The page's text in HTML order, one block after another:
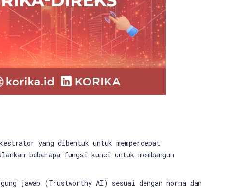
yang dibentuk untuk mempercepat
beberapa fungsi kunci untuk membangun
jawab (Trustworthy AI) sesuai dengan norma dan